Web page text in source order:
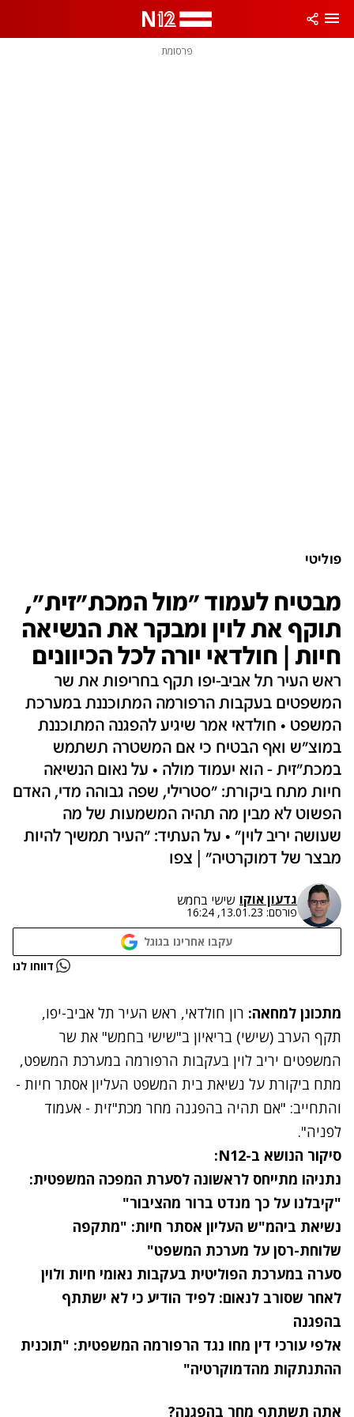
פרסומת
פוליטי
מבטיח לעמוד "מול המכת"זית",
תוקף את לוין ומבקר את הנשיאה
חיות | חולדאי יורה לכל הכיוונים
ראש העיר תל אביב-יפו תקף בחריפות את שר
המשפטים בעקבות הרפורמה המתוכננת במערכת
המשפט • חולדאי אמר שיגיע להפגנה המתוכננת
במוצ"ש ואף הבטיח כי אם המשטרה תשתמש
במכת"זית - הוא יעמוד מולה • על נאום הנשיאה
חיות מתח ביקורת: "סטרילי, שפה גבוהה מדי, האדם
הפשוט לא מבין מה תהיה המשמעות של מה
שעושה יריב לוין" • על העתיד: "העיר תמשיך להיות
מבצר של דמוקרטיה" | צפו
גדעון אוקו שישי בחמש
פורסם: 13.01.23, 16:24
עקבו אחרינו בגוגל
נתקלנו בבעיה דווחו לנו
מתכונן למחאה: רון חולדאי, ראש העיר תל אביב-יפו,
תקף הערב (שישי) בריאיון ב"שישי בחמש" את שר
המשפטים יריב לוין בעקבות הרפורמה במערכת המשפט,
מתח ביקורת על נשיאת בית המשפט העליון אסתר חיות -
והתחייב: "אם תהיה בהפגנה מחר מכת"זית - אעמוד
לפניה".
סיקור הנושא ב-N12:
נתניהו מתייחס לראשונה לסערת המפכה המשפטית:
"קיבלנו על כך מנדט ברור מהציבור"
נשיאת ביהמ"ש העליון אסתר חיות: "מתקפה
שלוחת-רסן על מערכת המשפט"
סערה במערכת הפוליטית בעקבות נאומי חיות ולוין
לאחר שסורב לנאום: לפיד הודיע כי לא ישתתף
בהפגנה
אלפי עורכי דין מחו נגד הרפורמה המשפטית: "תוכנית
ההתנתקות מהדמוקרטיה"
אתה תשתתף מחר בהפגנה?